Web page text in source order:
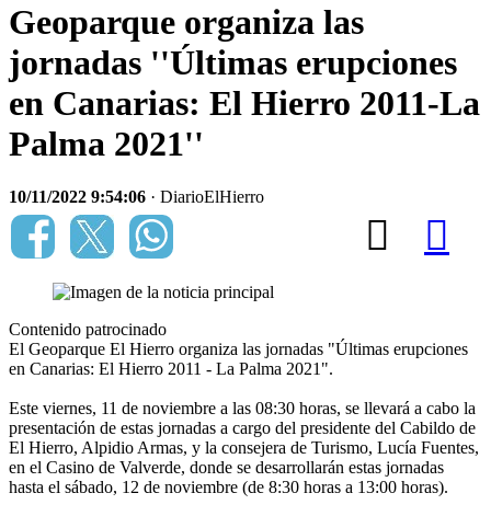
Geoparque organiza las
jornadas ''Últimas erupciones
en Canarias: El Hierro 2011-La
Palma 2021''
10/11/2022 9:54:06 · DiarioElHierro
Contenido patrocinado
El Geoparque El Hierro organiza las jornadas "Últimas erupciones
en Canarias: El Hierro 2011 - La Palma 2021".
Este viernes, 11 de noviembre a las 08:30 horas, se llevará a cabo la
presentación de estas jornadas a cargo del presidente del Cabildo de
El Hierro, Alpidio Armas, y la consejera de Turismo, Lucía Fuentes,
en el Casino de Valverde, donde se desarrollarán estas jornadas
hasta el sábado, 12 de noviembre (de 8:30 horas a 13:00 horas).